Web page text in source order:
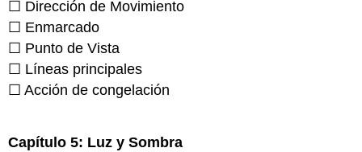
☐ Dirección de Movimiento
☐ Enmarcado
☐ Punto de Vista
☐ Líneas principales
☐ Acción de congelación
Capítulo 5: Luz y Sombra